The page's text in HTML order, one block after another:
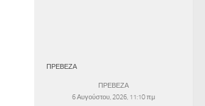
ΠΡΕΒΕΖΑ
ΠΡΕΒΕΖΑ
6 Αυγούστου, 2026, 11:10 πμ